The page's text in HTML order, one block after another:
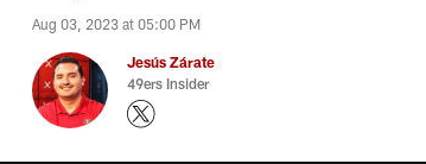
Aug 03, 2023 at 05:00 PM
Jesús Zárate
49ers Insider